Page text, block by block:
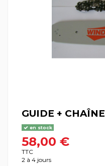
GUIDE + CHAÎNE
en stock
58,00 €
TTC
2 à 4 jours